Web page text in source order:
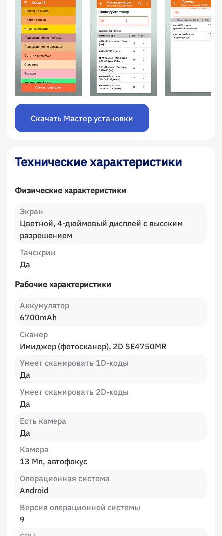
Скачать Мастер установки
Технические характеристики
Физические характеристики
Экран
Цветной, 4-дюймовый дисплей с высоким
разрешением
Тачскрин
Да
Рабочие характеристики
Аккумулятор
6700mAh
Сканер
Имиджер (фотосканер), 2D SE4750MR
Умеет сканировать 1D-коды
Да
Умеет сканировать 2D-коды
Да
Есть камера
Да
Камера
13 Мп, автофокус
Операционная система
Android
Версия операционной системы
9